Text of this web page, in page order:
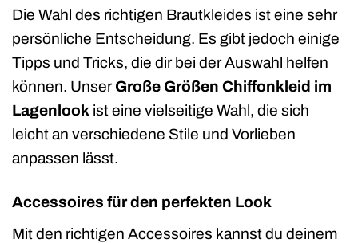
Die Wahl des richtigen Brautkleides ist eine sehr
persönliche Entscheidung. Es gibt jedoch einige
Tipps und Tricks, die dir bei der Auswahl helfen
können. UnserGroße Größen Chiffonkleid im
Lagenlook ist eine vielseitige Wahl, die sich
leicht an verschiedene Stile und Vorlieben
anpassen lässt.
Accessoires für den perfekten Look
Mit den richtigen Accessoires kannst du deinem